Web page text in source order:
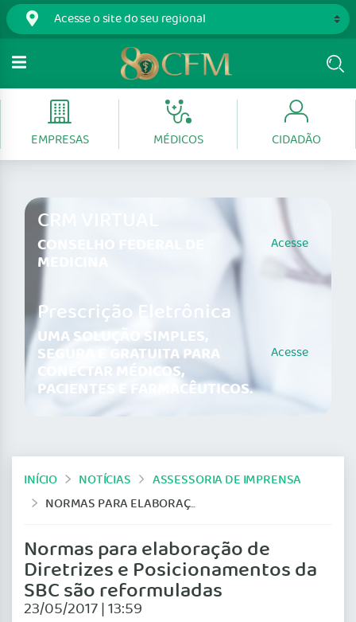
EMPRESAS MÉDICOS CIDADÃO
CRM VIRTUAL
CONSELHO FEDERAL DE
MEDICINA
Acesse
Prescrição Eletrônica
UMA SOLUÇÃO SIMPLES,
SEGURA E GRATUITA PARA
CONECTAR MÉDICOS,
PACIENTES E FARMACÊUTICOS.
Acesse
INÍCIO NOTÍCIAS
ASSESSORIA DE IMPRENSA
NORMAS PARA ELABORAÇÃO DE DIRETRIZES E POSICIONAMENTOS DA SBC SÃO REFORMULADAS
Normas para elaboração de
Diretrizes e Posicionamentos da
SBC são reformuladas
23/05/2017 | 13:59